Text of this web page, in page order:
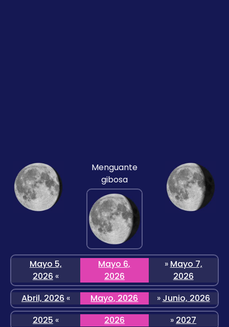
Menguante
gibosa
Mayo 5,
2026 «
Mayo 6,
2026
» Mayo 7,
2026
Abril, 2026 « Mayo, 2026 » Junio, 2026
2025 « 2026 » 2027